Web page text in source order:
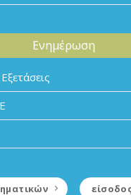
Ενημέρωση